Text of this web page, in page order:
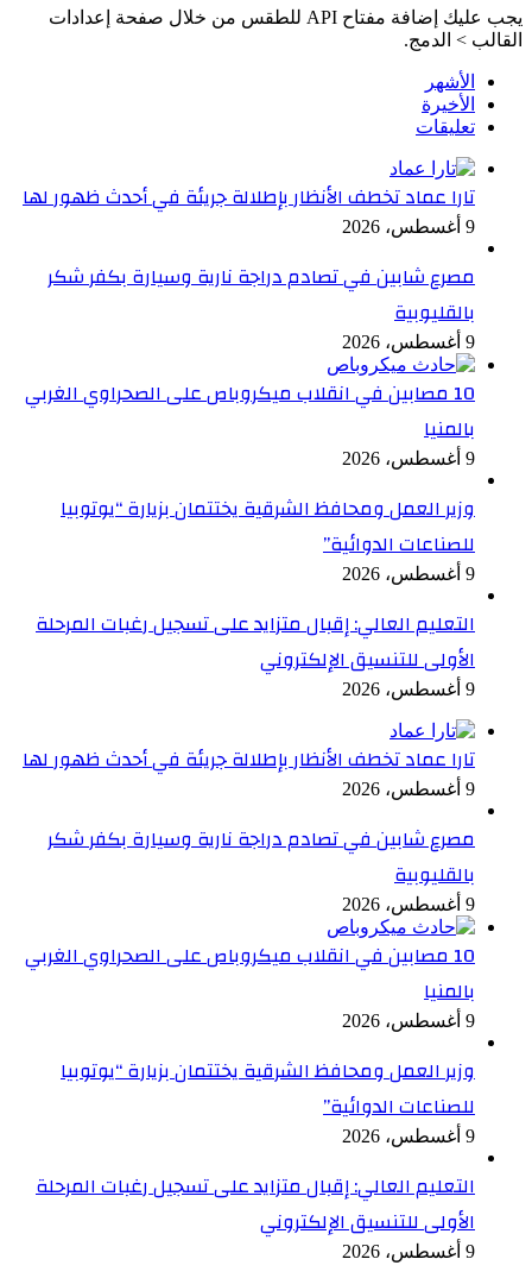
يجب عليك إضافة مفتاح API للطقس من خلال صفحة إعدادات
القالب > الدمج.
الأشهر
الأخيرة
تعليقات
تارا عماد تخطف الأنظار بإطلالة جريئة في أحدث ظهور لها
9 أغسطس، 2026
مصرع شابين في تصادم دراجة نارية وسيارة بكفر شكر
بالقليوبية
9 أغسطس، 2026
10 مصابين في انقلاب ميكروباص على الصحراوي الغربي
بالمنيا
9 أغسطس، 2026
وزير العمل ومحافظ الشرقية يختتمان بزيارة “يوتوبيا
للصناعات الدوائية”
9 أغسطس، 2026
التعليم العالي: إقبال متزايد على تسجيل رغبات المرحلة
الأولى للتنسيق الإلكتروني
9 أغسطس، 2026
تارا عماد تخطف الأنظار بإطلالة جريئة في أحدث ظهور لها
9 أغسطس، 2026
مصرع شابين في تصادم دراجة نارية وسيارة بكفر شكر
بالقليوبية
9 أغسطس، 2026
10 مصابين في انقلاب ميكروباص على الصحراوي الغربي
بالمنيا
9 أغسطس، 2026
وزير العمل ومحافظ الشرقية يختتمان بزيارة “يوتوبيا
للصناعات الدوائية”
9 أغسطس، 2026
التعليم العالي: إقبال متزايد على تسجيل رغبات المرحلة
الأولى للتنسيق الإلكتروني
9 أغسطس، 2026